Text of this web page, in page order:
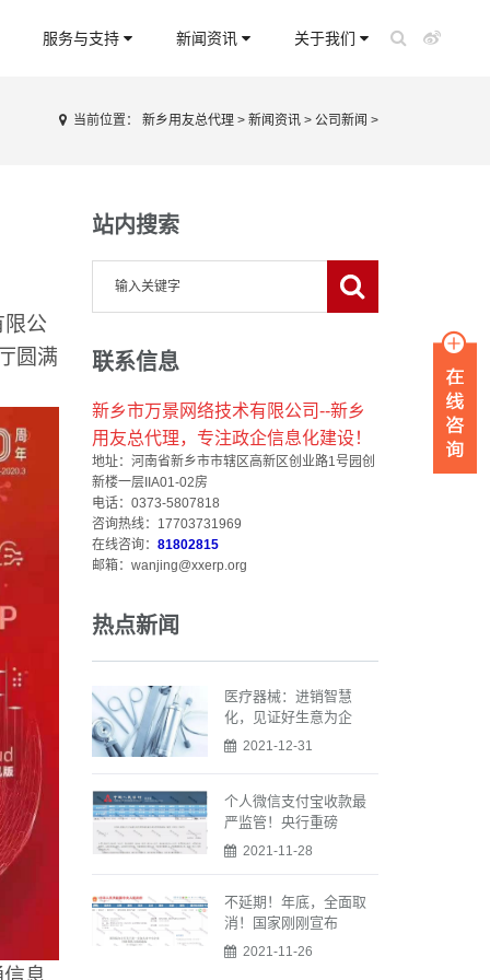
服务与支持 新闻资讯 关于我们
当前位置： 新乡用友总代理 > 新闻资讯 > 公司新闻 >
公
圆满
站内搜索
联系信息
新乡市万景网络技术有限公司--新乡
用友总代理，专注政企信息化建设！
地址：河南省新乡市市辖区高新区创业路1号园创
新楼一层IIA01-02房
电话：0373-5807818
咨询热线：17703731969
在线咨询： 81802815
邮箱：wanjing@xxerp.org
热点新闻
医疗器械：进销智慧
化，见证好生意为企
2021-12-31
个人微信支付宝收款最
严监管！央行重磅
2021-11-28
不延期！年底，全面取
消！国家刚刚宣布
2021-11-26